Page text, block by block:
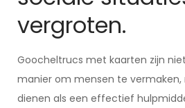
vergroten.
Goocheltrucs met kaarten zijn
manier om mensen te vermaken,
dienen als een effectief